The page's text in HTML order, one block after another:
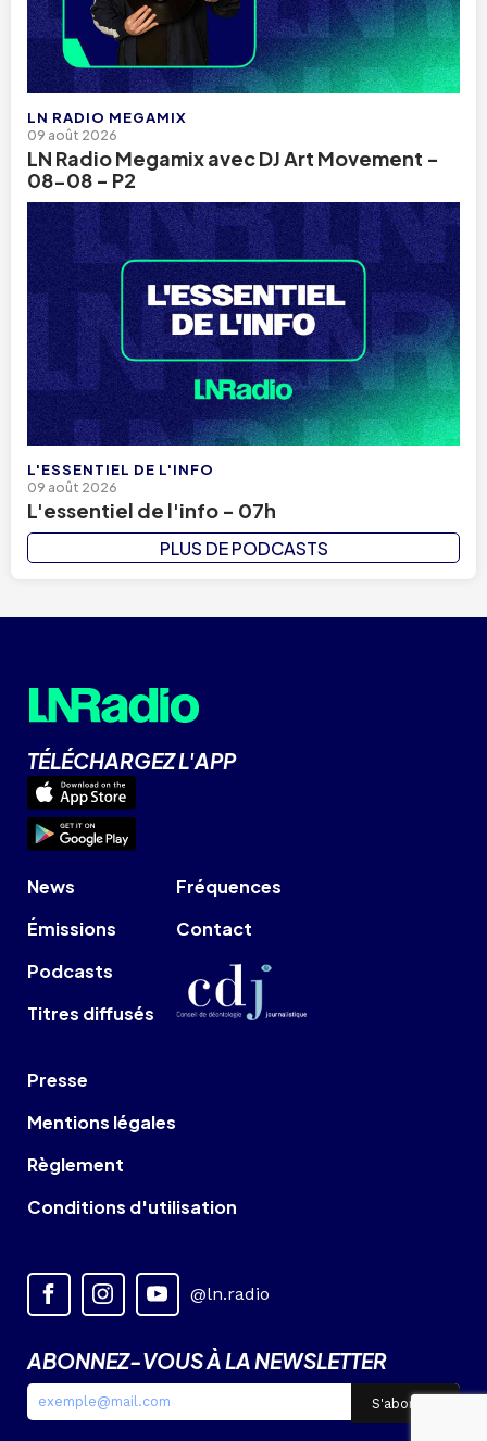
LN RADIO MEGAMIX
09 août 2026
LN Radio Megamix avec DJ Art Movement -
08-08 - P2
L'ESSENTIEL DE L'INFO
09 août 2026
L'essentiel de l'info - 07h
PLUS DE PODCASTS
TÉLÉCHARGEZ L'APP
News
Émissions
Podcasts
Titres diffusés
Fréquences
Contact
Presse
Mentions légales
Règlement
Conditions d'utilisation
@ln.radio
ABONNEZ-VOUS À LA NEWSLETTER